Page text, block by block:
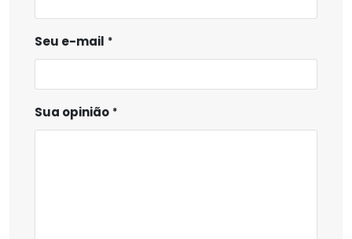
Seu e-mail
Sua opinião